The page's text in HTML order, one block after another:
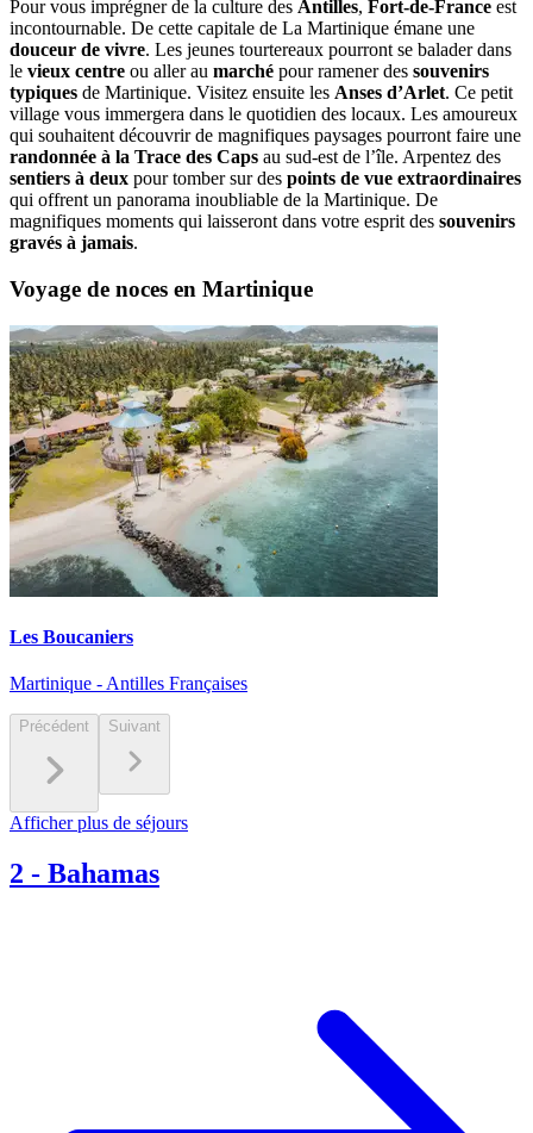
Pour vous imprégner de la culture des Antilles, Fort-de-France est
incontournable. De cette capitale de La Martinique émane une
douceur de vivre. Les jeunes tourtereaux pourront se balader dans
le vieux centre ou aller au marché pour ramener des souvenirs
typiques de Martinique. Visitez ensuite les Anses d’Arlet. Ce petit
village vous immergera dans le quotidien des locaux. Les amoureux
qui souhaitent découvrir de magnifiques paysages pourront faire une
randonnée à la Trace des Caps au sud-est de l’île. Arpentez des
sentiers à deux pour tomber sur des points de vue extraordinaires
qui offrent un panorama inoubliable de la Martinique. De
magnifiques moments qui laisseront dans votre esprit des souvenirs
gravés à jamais.
Voyage de noces en Martinique
Les Boucaniers
Martinique - Antilles Françaises
Précédent Suivant
Afficher plus de séjours
2 - Bahamas